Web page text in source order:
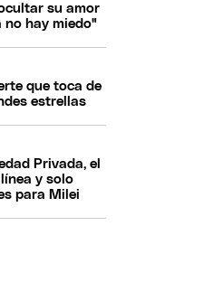
su amor
no hay miedo"
que toca de
estrellas
Privada, el
y solo
para Milei